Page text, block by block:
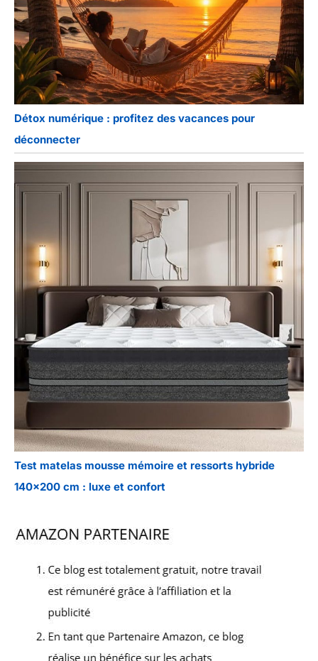
Détox numérique : profitez des vacances pour
déconnecter
Test matelas mousse mémoire et ressorts hybride
140×200 cm : luxe et confort